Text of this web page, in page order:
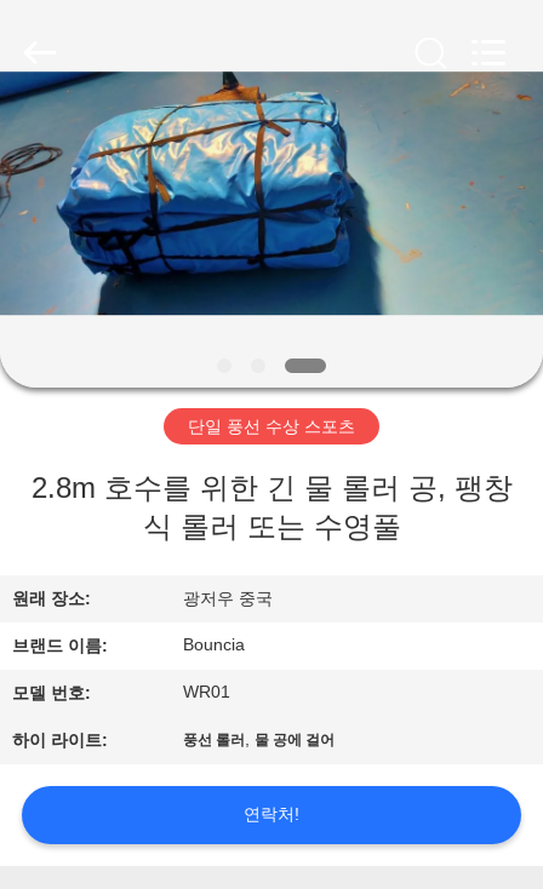
집
제
화
면
우
하
여
공
Bouncia
Inflatables
Factory.
Reserved.
단일 풍선 수상 스포츠
2.8m 호수를 위한 긴 물 롤러 공, 팽창
식 롤러 또는 수영풀
원래 장소: 광저우 중국
브랜드 이름: Bouncia
모델 번호: WR01
하이 라이트: 풍선 롤러 , 물 공에 걸어
연락처!